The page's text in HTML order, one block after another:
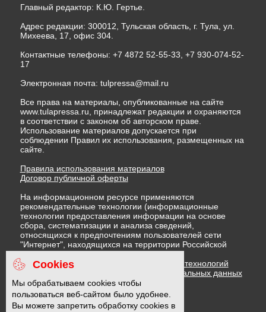
Главный редактор: К.Ю. Гертье.
Адрес редакции: 300012, Тульская область, г. Тула, ул.
Михеева, 17, офис 304.
Контактные телефоны: +7 4872 52-55-33, +7 930-074-52-
17
Электронная почта: tulpressa@mail.ru
Все права на материалы, опубликованные на сайте
www.tulapressa.ru, принадлежат редакции и охраняются
в соответствии с законом об авторском праве.
Использование материалов допускается при
соблюдении Правил их использования, размещенных на
сайте.
Правила использования материалов
Договор публичной оферты
На информационном ресурсе применяются
рекомендательные технологии (информационные
технологии предоставления информации на основе
сбора, систематизации и анализа сведений,
относящихся к предпочтениям пользователей сети
"Интернет", находящихся на территории Российской
Федерации)
Правила применения рекомендательных технологий
Политика в отношении обработки персональных данных
Политика обработки файлов cookie
Cookies
Мы обрабатываем cookies чтобы
пользоваться веб-сайтом было удобнее.
Вы можете запретить обработку cookies в